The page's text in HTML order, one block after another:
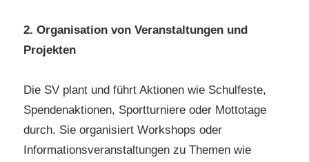
2. Organisation von Veranstaltungen und
Projekten
Die SV plant und führt Aktionen wie Schulfeste,
Spendenaktionen, Sportturniere oder Mottotage
durch. Sie organisiert Workshops oder
Informationsveranstaltungen zu Themen wie